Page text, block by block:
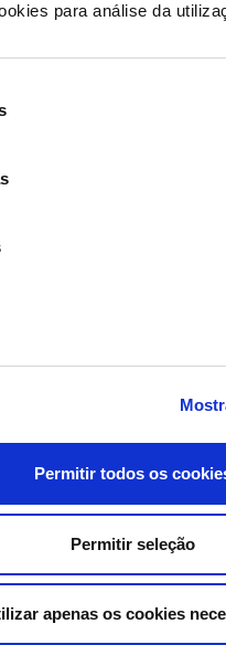
para análise da
Permitir todos os
Permitir seleção
apenas os cookies